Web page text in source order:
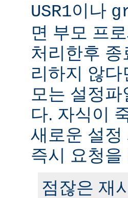
USR1이나
면 부모 프
처리한후
리하지 않
모는 설정
다. 자식이
새로운 설정
즉시 요청
점잖은 재